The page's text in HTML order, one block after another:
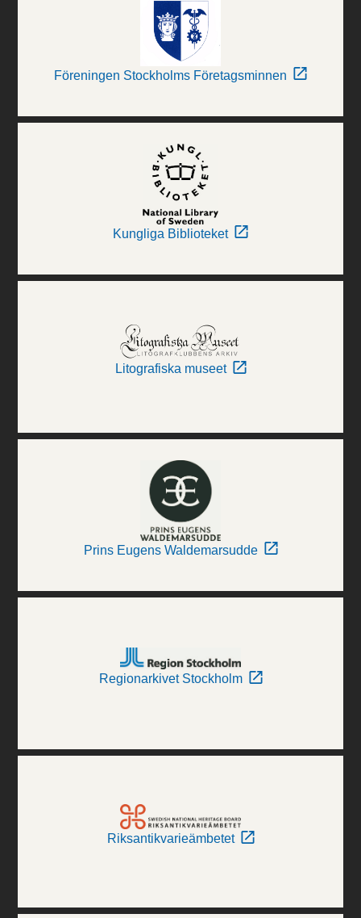
Föreningen Stockholms Företagsminnen
Kungliga Biblioteket
Litografiska museet
Prins Eugens Waldemarsudde
Regionarkivet Stockholm
Riksantikvarieämbetet